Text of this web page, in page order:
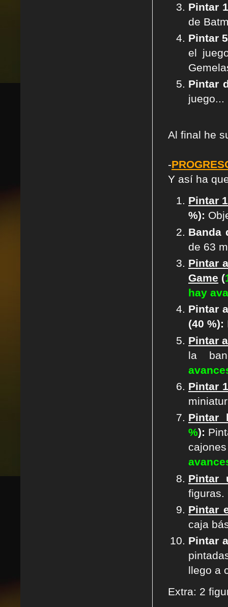
Pintar
de
Pintar
el
Pintar
juego...
Al final he
-
Y así ha
Pintar
%):
Banda
de 63
Pintar
Game (
hay
Pintar
(40 %):
Pintar
la
Pintar
Pintar
%):
Pintar
figuras.
Pintar
caja
Pintar
llego a
Extra: 2